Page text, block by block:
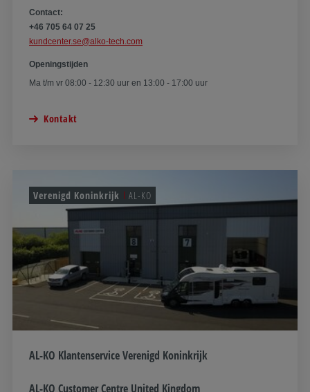
Contact:
+46 705 64 07 25
kundcenter.se@alko-tech.com
Openingstijden
Ma t/m vr 08:00 - 12:30 uur en 13:00 - 17:00 uur
Kontakt
Verenigd Koninkrijk AL-KO
AL-KO Klantenservice Verenigd Koninkrijk
AL-KO Customer Centre United Kingdom